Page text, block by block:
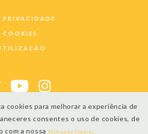
cookies para melhorar a experiência de
consentes o uso de cookies, de
com a nossa
Política de Cookies.